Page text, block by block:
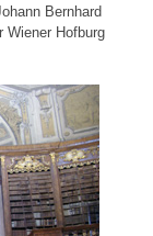
Bernhard
Wiener Hofburg